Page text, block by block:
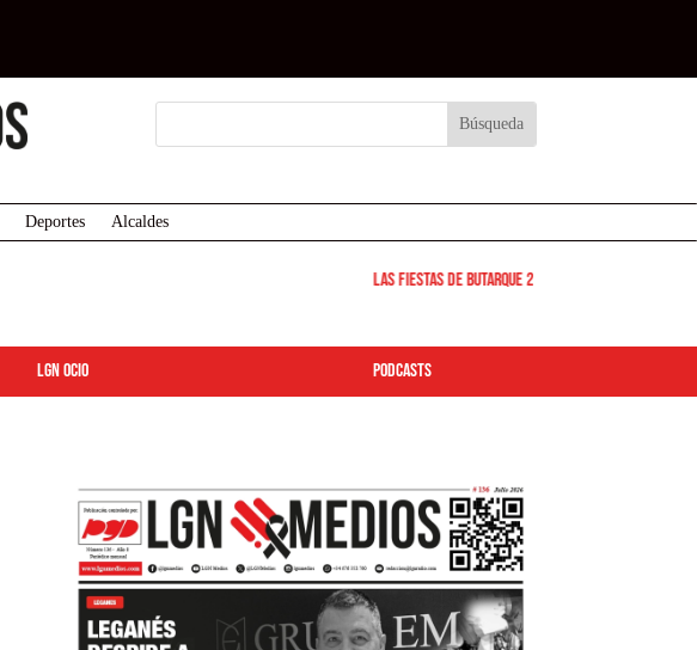
Deportes Alcaldes
Las Fiestas de Butarque 2026 arrancan este viernes:
LGN ocio podcasts